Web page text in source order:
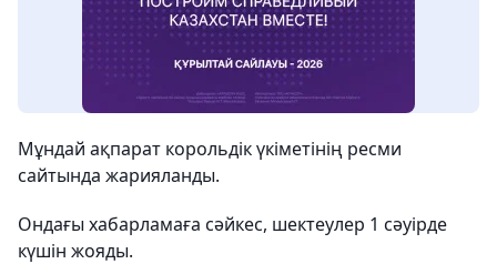
Мұндай ақпарат корольдік үкіметінің ресми
сайтында жарияланды.
Ондағы хабарламаға сәйкес, шектеулер 1 сәуірде
күшін жояды.